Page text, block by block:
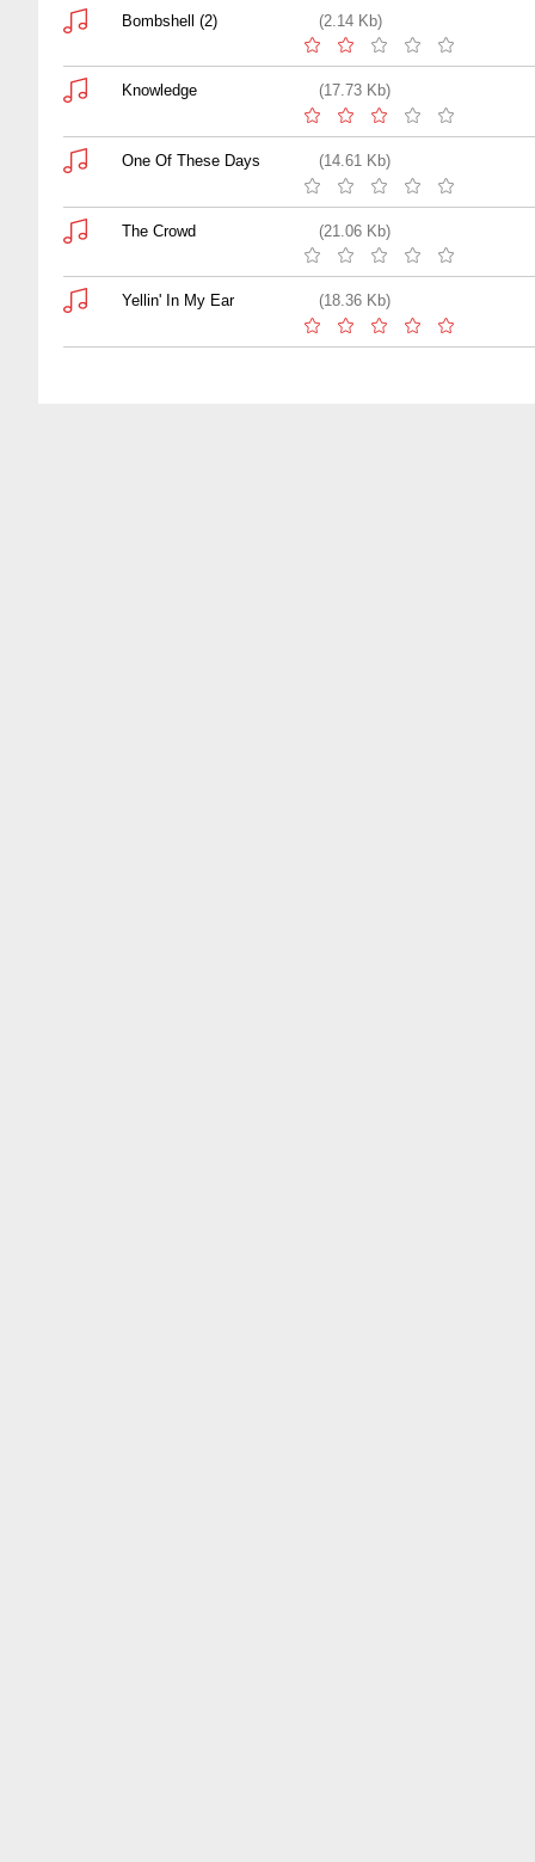
Bombshell (2) (2.14 Kb)
Knowledge (17.73 Kb)
One Of These Days (14.61 Kb)
The Crowd (21.06 Kb)
Yellin' In My Ear (18.36 Kb)